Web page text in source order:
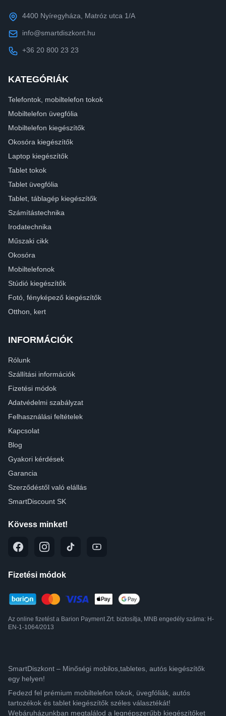
4400 Nyíregyháza, Matróz utca 1/A
info@smartdiszkont.hu
+36 20 800 23 23
KATEGÓRIÁK
Telefontok, mobiltelefon tokok
Mobiltelefon üvegfólia
Mobiltelefon kiegészítők
Okosóra kiegészítők
Laptop kiegészítők
Tablet tokok
Tablet üvegfólia
Tablet, táblagép kiegészítők
Számítástechnika
Irodatechnika
Műszaki cikk
Okosóra
Mobiltelefonok
Stúdió kiegészítők
Fotó, fényképező kiegészítők
Otthon, kert
INFORMÁCIÓK
Rólunk
Szállítási információk
Fizetési módok
Adatvédelmi szabályzat
Felhasználási feltételek
Kapcsolat
Blog
Gyakori kérdések
Garancia
Szerződéstől való elállás
SmartDiscount SK
Kövess minket!
Fizetési módok
Az online fizetést a Barion Payment Zrt. biztosítja, MNB engedély száma: H-
EN-1-1064/2013
SmartDiszkont – Minőségi mobilos,tabletes, autós kiegészítők
egy helyen!
Fedezd fel prémium mobiltelefon tokok, üvegfóliák, autós
tartozékok és tablet kiegészítők széles választékát!
Webáruházunkban megtalálod a legnépszerűbb kiegészítőket